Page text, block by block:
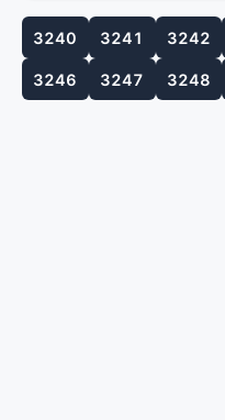
3240 3241 3242
3246 3247 3248